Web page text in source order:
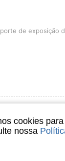
de joias
de exposição
cookies
nossa